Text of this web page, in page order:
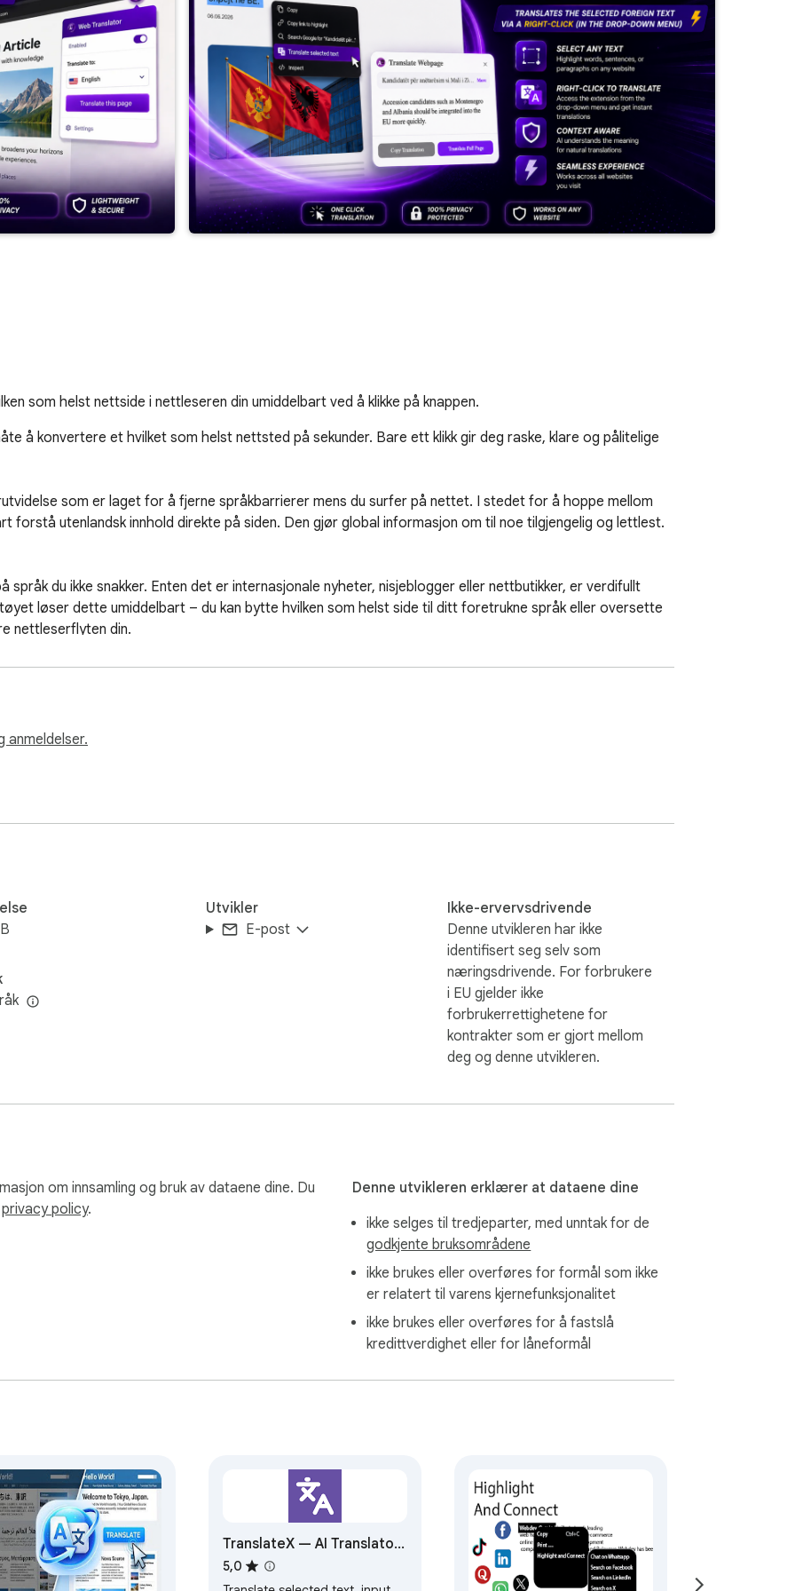
som helst nettside i nettleseren din umiddelbart ved å klikke på knappen.
å konvertere et hvilket som helst nettsted på sekunder. Bare ett klikk gir deg raske, klare og pålitelige
forstå utenlandsk innhold direkte på siden. Den gjør global informasjon om til noe tilgjengelig og lettlest.
løser dette umiddelbart – du kan bytte hvilken som helst side til ditt foretrukne språk eller oversette
nettleserflyten din.
format. Alt forblir strukturert, slik at du kan fokusere på innholdet, ikke prosessen.
kan vurdere produkter med selvtillit.
et kjent språk og tydelig forstå veibeskrivelser, priser og viktige detaljer. ✈️
lettere å forstå.
anmeldelser.
Utvikler
E-post
Ikke-ervervsdrivende
Denne utvikleren har ikke
identifisert seg selv som
næringsdrivende. For forbrukere
i EU gjelder ikke
forbrukerrettighetene for
kontrakter som er gjort mellom
deg og denne utvikleren.
om innsamling og bruk av dataene dine. Du
privacy policy.
Denne utvikleren erklærer at dataene dine
ikke selges til tredjeparter, med unntak for de
godkjente bruksområdene
ikke brukes eller overføres for formål som ikke
er relatert til varens kjernefunksjonalitet
ikke brukes eller overføres for å fastslå
kredittverdighet eller for låneformål
TranslateX — AI Translator
for Webpages
5,0